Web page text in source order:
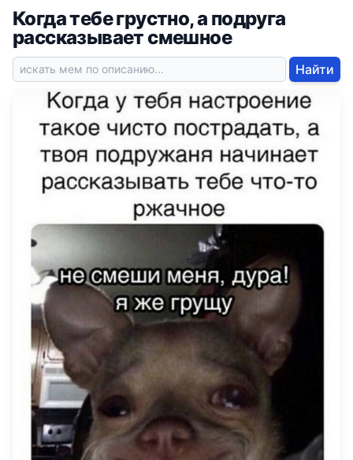
Когда тебе грустно, а подруга
рассказывает смешное
Найти